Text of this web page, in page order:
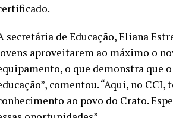
secretária de Educação, Eliana
aproveitarem ao máximo o
o que demonstra que
comentou. “Aqui, no
ao povo do Crato.